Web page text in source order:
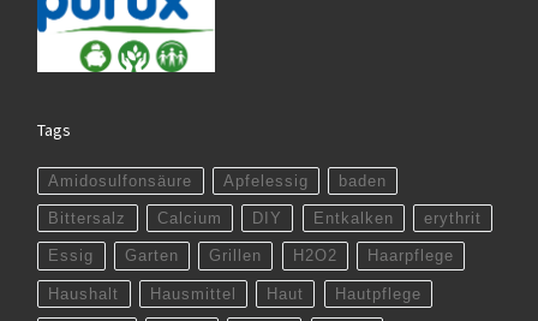
Tags
Amidosulfonsäure Apfelessig baden
Bittersalz Calcium DIY Entkalken erythrit
Essig Garten Grillen H2O2 Haarpflege
Haushalt Hausmittel Haut Hautpflege